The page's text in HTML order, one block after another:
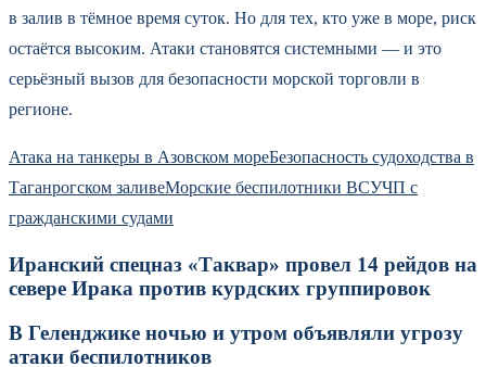
в залив в тёмное время суток. Но для тех, кто уже в море, риск
остаётся высоким. Атаки становятся системными — и это
серьёзный вызов для безопасности морской торговли в
регионе.
Атака на танкеры в Азовском мореБезопасность судоходства в
Таганрогском заливеМорские беспилотники ВСУЧП с
гражданскими судами
Иранский спецназ «Таквар» провел 14 рейдов на
севере Ирака против курдских группировок
В Геленджике ночью и утром объявляли угрозу
атаки беспилотников